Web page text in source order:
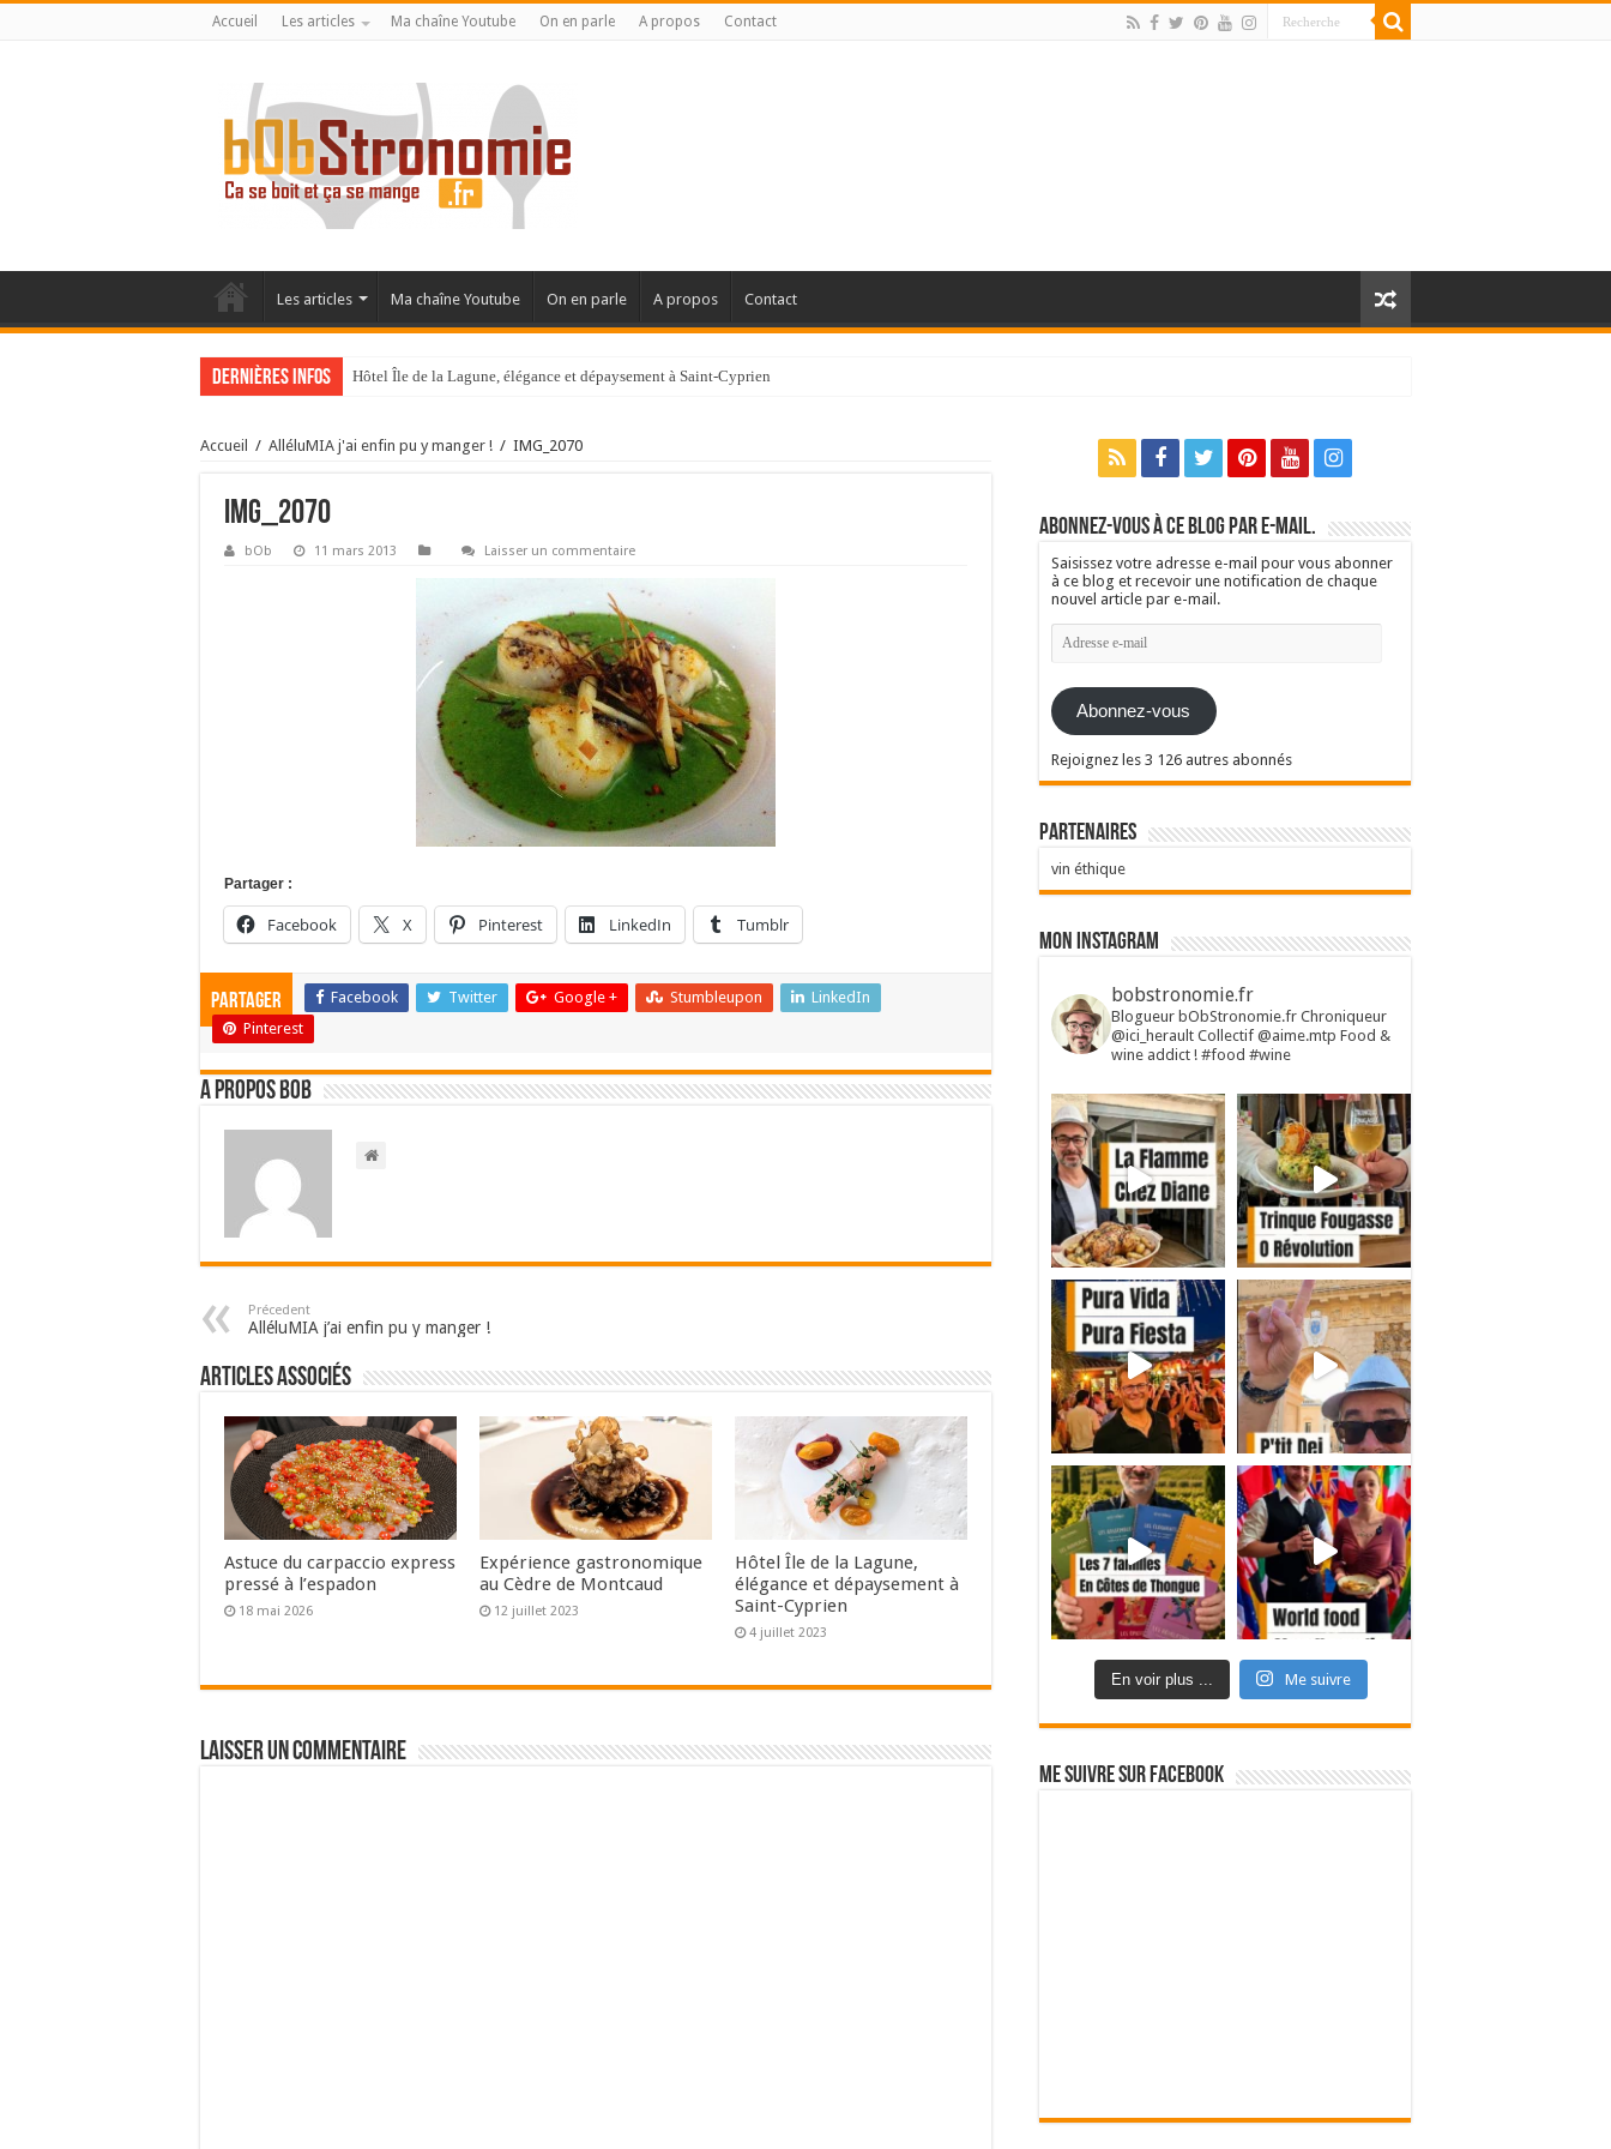
Accueil Les articles Ma chaîne Youtube On en parle A propos Contact
Les articles Ma chaîne Youtube On en parle A propos Contact
Dernières infos Hôtel Île de la Lagune, élégance et dépaysement à Saint-Cyprien
Accueil / AlléluMIA j'ai enfin pu y manger ! / IMG_2070
IMG_2070
bOb 11 mars 2013 Laisser un commentaire
Partager :
Facebook X Pinterest LinkedIn Tumblr
Partager Facebook Twitter Google + Stumbleupon
LinkedIn
Pinterest
A propos bOb
Précedent
AlléluMIA j’ai enfin pu y manger !
Articles associés
Astuce du carpaccio express
pressé à l’espadon
18 mai 2026
Expérience gastronomique
au Cèdre de Montcaud
12 juillet 2023
Hôtel Île de la Lagune,
élégance et dépaysement à
Saint-Cyprien
4 juillet 2023
Laisser un commentaire
Abonnez-vous à ce blog par e-mail.
Saisissez votre adresse e-mail pour vous abonner
à ce blog et recevoir une notification de chaque
nouvel article par e-mail.
Adresse
e-
Abonnez-vous
Rejoignez les 3 126 autres abonnés
Partenaires
vin éthique
Mon Instagram
bobstronomie.fr
Blogueur bObStronomie.fr Chroniqueur
@ici_herault Collectif @aime.mtp Food &
wine addict ! #food #wine
En voir plus ... Me suivre
Me suivre sur Facebook